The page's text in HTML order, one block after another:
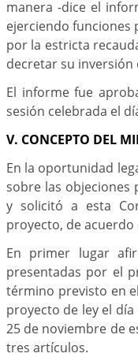
manera -dice el
ejerciendo funciones
por la estricta
decretar su inversión
El informe fue
sesión celebrada el
V. CONCEPTO DEL
En la oportunidad
sobre las
y solicitó a esta
proyecto, de
En primer lugar
presentadas por el
término previsto en
proyecto de ley el
25 de noviembre de
tres artículos.